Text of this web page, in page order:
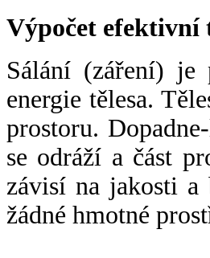
Výpočet
Sálání (záření) je
energie tělesa.
prostoru.
se odráží a část
závisí na jakosti a
žádné hmotné